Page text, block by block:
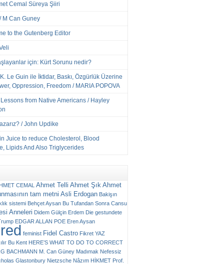
Cemal Süreya Şiiri
M Can Guney
to the Gutenberg Editor
için: Kürt Sorunu nedir?
Le Guin ile İktidar, Baskı, Özgürlük Üzerine
Oppression, Freedom / MARIA POPOVA
from Native Americans / Hayley
/ John Updike
Juice to reduce Cholesterol, Blood
Lipids And Also Triglycerides
CEMAL Ahmet Telli Ahmet Şık Ahmet
tam metni Asli Erdogan Bakişın
sistemi Behçet Aysan Bu Tufandan Sonra Cansu
Anneleri Didem Gülçin Erdem Die gestundete
EDGAR ALLAN POE Eren Aysan
feminist Fidel Castro Fikret YAZ
Bu Kent HERE’S WHAT TO DO TO CORRECT
BACHMANN M. Can Güney Madımak Nefessiz
Glastonbury Nietzsche Nâzım HİKMET Prof.